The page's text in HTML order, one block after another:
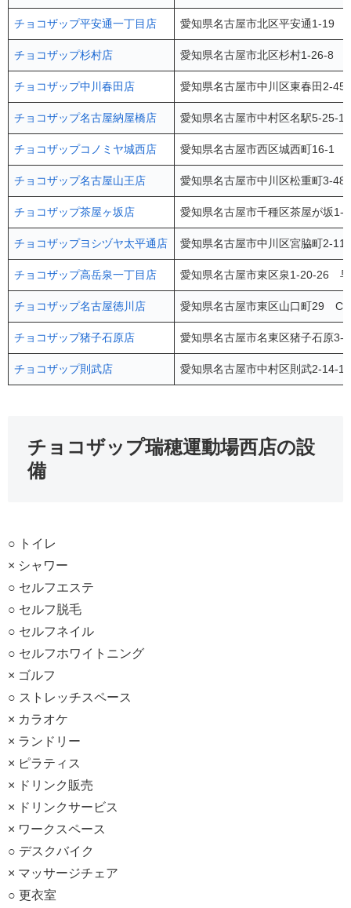
チョコザップ平安通一丁目店 愛知県名古屋市北区平安通1-19
チョコザップ杉村店 愛知県名古屋市北区杉村1-26-8
チョコザップ中川春田店 愛知県名古屋市中川区東春田2-
チョコザップ名古屋納屋橋店 愛知県名古屋市中村区名駅5-
チョコザップコノミヤ城西店 愛知県名古屋市西区城西町16-1
チョコザップ名古屋山王店 愛知県名古屋市中川区松重町3-
チョコザップ茶屋ヶ坂店 愛知県名古屋市千種区茶屋が坂
チョコザップヨシヅヤ太平通店 愛知県名古屋市中川区宮脇町2-
チョコザップ高岳泉一丁目店 愛知県名古屋市東区泉1-20-26
チョコザップ名古屋徳川店 愛知県名古屋市東区山口町29
チョコザップ猪子石原店 愛知県名古屋市名東区猪子石原
チョコザップ則武店 愛知県名古屋市中村区則武2-
チョコザップ瑞穂運動場西店の設
備
○ トイレ
× シャワー
○ セルフエステ
○ セルフ脱毛
○ セルフネイル
○ セルフホワイトニング
× ゴルフ
○ ストレッチスペース
× カラオケ
× ランドリー
× ピラティス
× ドリンク販売
× ドリンクサービス
× ワークスペース
○ デスクバイク
× マッサージチェア
○ 更衣室